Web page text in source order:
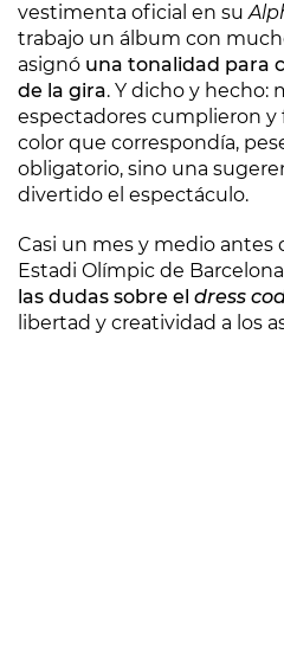
vestimenta oficial en su
trabajo un álbum con
asignó una tonalidad para
de la gira. Y dicho y hecho:
espectadores cumplieron y
color que correspondía,
obligatorio, sino una
divertido el espectáculo.
Casi un mes y medio antes
Estadi Olímpic de
las dudas sobre el dress
libertad y creatividad a los